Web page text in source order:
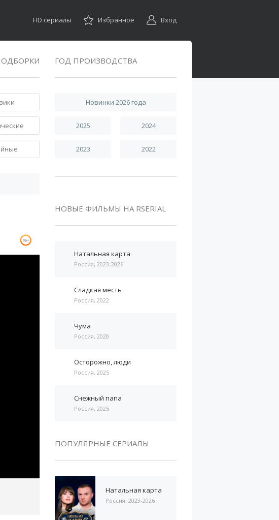
HD сериалы Избранное Вход
ГОД ПРОИЗВОДСТВА
Новинки 2026 года
2025 2024
2023 2022
НОВЫЕ ФИЛЬМЫ НА RSERIAL
Натальная карта
Россия, 2023-2026
Сладкая месть
Россия, 2022
Чума
Россия, 2020
Осторожно, люди
Россия, 2025
Снежный папа
Россия, 2025
ПОПУЛЯРНЫЕ СЕРИАЛЫ
Натальная карта
Россия, 2023-2026